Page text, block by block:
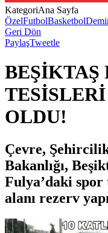
KategoriAna Sayfa
ÖzelFutbolBasketbol
Geri Dön
PaylaşTweetle
BEŞİKTAŞ
OLDU!
Çevre,
Bakanlığı,
Fulya’daki
alanı rezerv